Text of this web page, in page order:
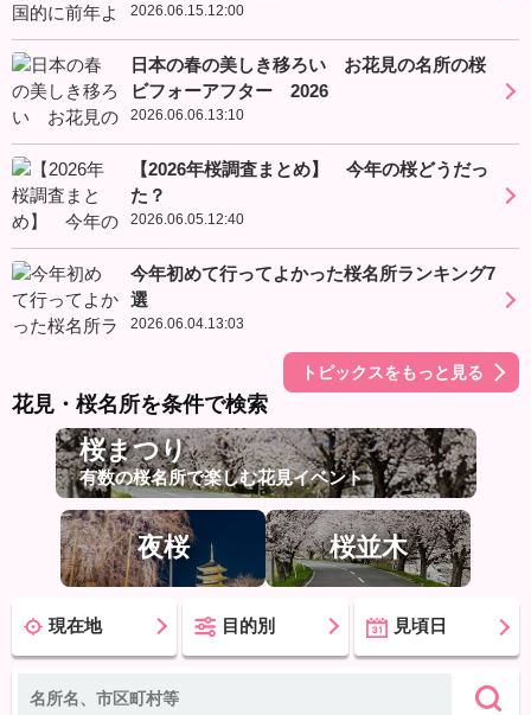
2026.06.15.12:00
日本の春の美しき移ろい お花見の名所の桜
ビフォーアフター 2026
2026.06.06.13:10
【2026年桜調査まとめ】 今年の桜どうだっ
た？
2026.06.05.12:40
今年初めて行ってよかった桜名所ランキング7
選
2026.06.04.13:03
トピックスをもっと見る
花見・桜名所を条件で検索
桜まつり
有数の桜名所で楽しむ花見イベント
夜桜 桜並木
現在地 目的別 見頃日